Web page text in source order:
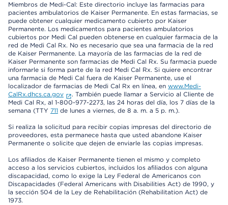
Miembros de Medi-Cal: Este directorio incluye las farmacias para
pacientes ambulatorios de Kaiser Permanente. En estas farmacias, se
puede obtener cualquier medicamento cubierto por Kaiser
Permanente. Los medicamentos para pacientes ambulatorios
cubiertos por Medi Cal pueden obtenerse en cualquier farmacia de la
red de Medi Cal Rx. No es necesario que sea una farmacia de la red
de Kaiser Permanente. La mayoría de las farmacias de la red de
Kaiser Permanente son farmacias de Medi Cal Rx. Su farmacia puede
informarle si forma parte de la red Medi Cal Rx. Si quiere encontrar
una farmacia de Medi Cal fuera de Kaiser Permanente, use el
localizador de farmacias de Medi Cal Rx en línea, en www.Medi-
CalRx.dhcs.ca.gov
. También puede llamar a Servicio al Cliente de
Medi Cal Rx, al 1-800-977-2273, las 24 horas del día, los 7 días de la
semana (TTY 711 de lunes a viernes, de 8 a. m. a 5 p. m.).
Si realiza la solicitud para recibir copias impresas del directorio de
proveedores, esta permanece hasta que usted abandone Kaiser
Permanente o solicite que dejen de enviarle las copias impresas.
Los afiliados de Kaiser Permanente tienen el mismo y completo
acceso a los servicios cubiertos, incluidos los afiliados con alguna
discapacidad, como lo exige la Ley Federal de Americanos con
Discapacidades (Federal Americans with Disabilities Act) de 1990, y
la sección 504 de la Ley de Rehabilitación (Rehabilitation Act) de
1973.